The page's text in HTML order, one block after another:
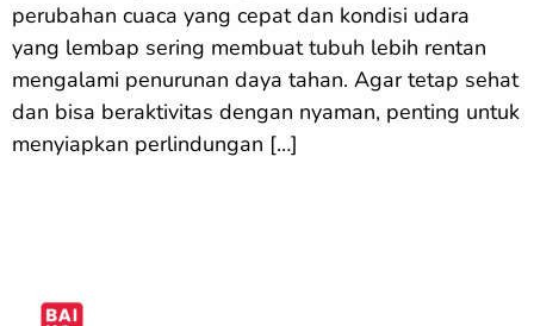
perubahan cuaca yang cepat dan kondisi udara
yang lembap sering membuat tubuh lebih rentan
mengalami penurunan daya tahan. Agar tetap sehat
dan bisa beraktivitas dengan nyaman, penting untuk
menyiapkan perlindungan […]